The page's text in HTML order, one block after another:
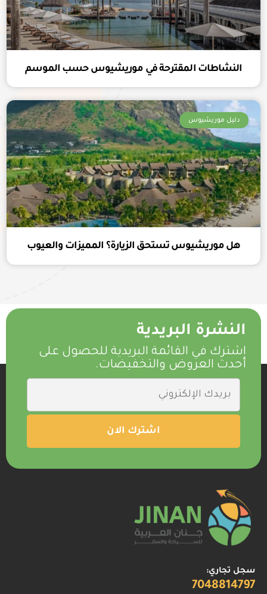
النشاطات المقترحة في موريشيوس حسب الموسم
دليل موريشيوس
هل موريشيوس تستحق الزيارة​؟ المميزات والعيوب
النشرة البريدية
اشترك في القائمة البريدية للحصول على
أحدث العروض والتخفيضات.
سجل تجاري:
7048814797